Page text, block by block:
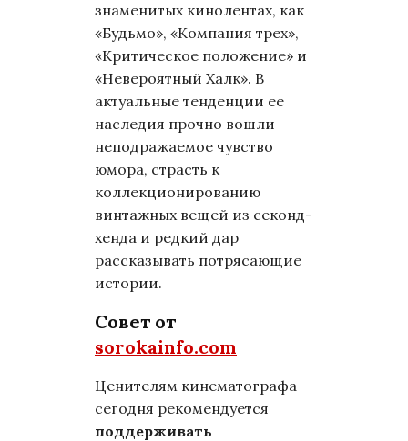
знаменитых кинолентах, как
«Будьмо», «Компания трех»,
«Критическое положение» и
«Невероятный Халк». В
актуальные тенденции ее
наследия прочно вошли
неподражаемое чувство
юмора, страсть к
коллекционированию
винтажных вещей из секонд-
хенда и редкий дар
рассказывать потрясающие
истории.
Совет от
sorokainfo.com
Ценителям кинематографа
сегодня рекомендуется
поддерживать